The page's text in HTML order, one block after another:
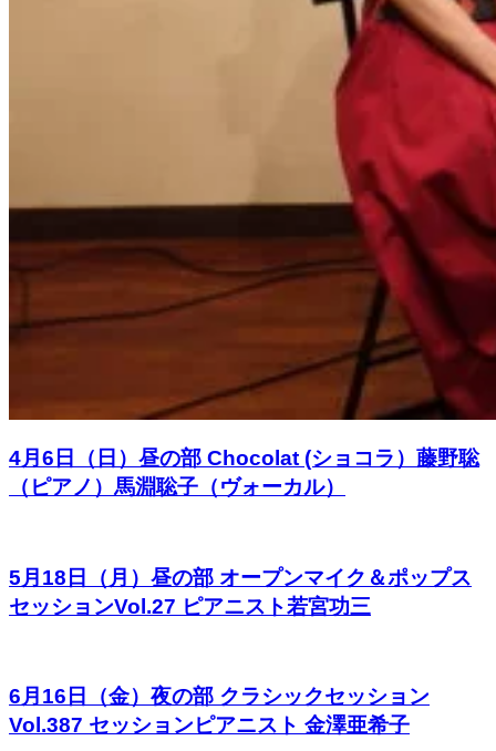
4月6日（日）昼の部 Chocolat (ショコラ）藤野聡
（ピアノ）馬淵聡子（ヴォーカル）
5月18日（月）昼の部 オープンマイク＆ポップス
セッションVol.27 ピアニスト若宮功三
6月16日（金）夜の部 クラシックセッション
Vol.387 セッションピアニスト 金澤亜希子